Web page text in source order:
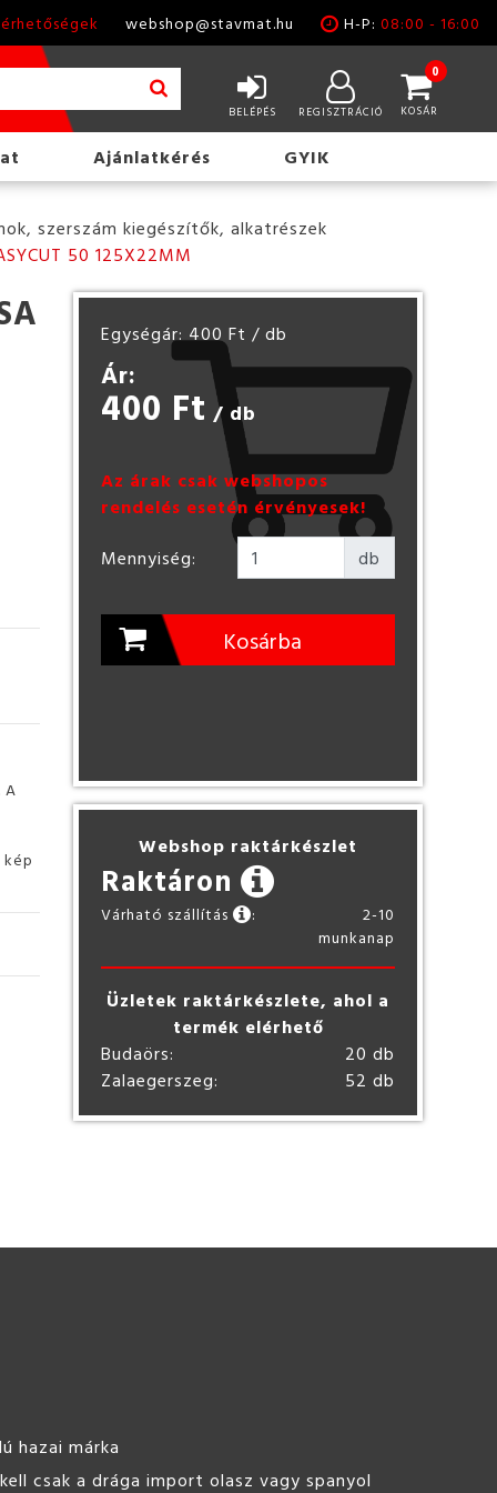
webshop@stavmat.hu H-P: 08:00 - 16:00
BELÉPÉS REGISZTRÁCIÓ
0
KOSÁR
Ajánlatkérés GYIK
szerszám kiegészítők, alkatrészek
50 125X22MM
Egységár: 400 Ft / db
Ár:
400 Ft / db
Az árak csak webshopos
rendelés esetén érvényesek!
Mennyiség:
db
Kosárba
Webshop raktárkészlet
Raktáron
Várható szállítás :
2-10
munkanap
Üzletek raktárkészlete, ahol a
termék elérhető
Budaörs:
20 db
Zalaegerszeg:
52 db